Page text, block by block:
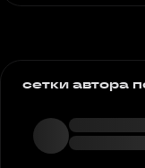
сетки автора